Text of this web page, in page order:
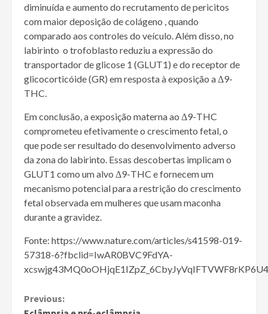
diminuída e aumento do recrutamento de pericitos
com maior deposição de colágeno , quando
comparado aos controles do veículo. Além disso, no
labirinto o trofoblasto reduziu a expressão do
transportador de glicose 1 (GLUT1) e do receptor de
glicocorticóide (GR) em resposta à exposição a Δ9-
THC.
Em conclusão, a exposição materna ao Δ9-THC
comprometeu efetivamente o crescimento fetal, o
que pode ser resultado do desenvolvimento adverso
da zona do labirinto. Essas descobertas implicam o
GLUT1 como um alvo Δ9-THC e fornecem um
mecanismo potencial para a restrição do crescimento
fetal observada em mulheres que usam maconha
durante a gravidez.
Fonte: https://www.nature.com/articles/s41598-019-
57318-6?fbclid=IwAR0BVC9FdYA-
Continue
Previous: